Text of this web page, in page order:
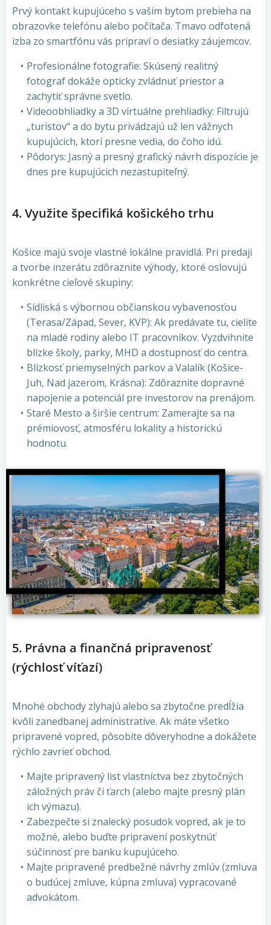
Prvý kontakt kupujúceho s vaším bytom prebieha na
obrazovke telefónu alebo počítača. Tmavo odfotená
izba zo smartfónu vás pripraví o desiatky záujemcov.
Profesionálne fotografie: Skúsený realitný
fotograf dokáže opticky zvládnuť priestor a
zachytiť správne svetlo.
Videoobhliadky a 3D virtuálne prehliadky: Filtrujú
„turistov“ a do bytu privádzajú už len vážnych
kupujúcich, ktorí presne vedia, do čoho idú.
Pôdorys: Jasný a presný grafický návrh dispozície je
dnes pre kupujúcich nezastupiteľný.
4. Využite špecifiká košického trhu
Košice majú svoje vlastné lokálne pravidlá. Pri predaji
a tvorbe inzerátu zdôraznite výhody, ktoré oslovujú
konkrétne cieľové skupiny:
Sídliská s výbornou občianskou vybavenosťou
(Terasa/Západ, Sever, KVP): Ak predávate tu, cielite
na mladé rodiny alebo IT pracovníkov. Vyzdvihnite
blízke školy, parky, MHD a dostupnosť do centra.
Blízkosť priemyselných parkov a Valalík (Košice-
Juh, Nad jazerom, Krásna): Zdôraznite dopravné
napojenie a potenciál pre investorov na prenájom.
Staré Mesto a širšie centrum: Zamerajte sa na
prémiovosť, atmosféru lokality a historickú
hodnotu.
5. Právna a finančná pripravenosť
(rýchlosť víťazí)
Mnohé obchody zlyhajú alebo sa zbytočne predĺžia
kvôli zanedbanej administratíve. Ak máte všetko
pripravené vopred, pôsobíte dôveryhodne a dokážete
rýchlo zavrieť obchod.
Majte pripravený list vlastníctva bez zbytočných
záložných práv či ťarch (alebo majte presný plán
ich výmazu).
Zabezpečte si znalecký posudok vopred, ak je to
možné, alebo buďte pripravení poskytnúť
súčinnosť pre banku kupujúceho.
Majte pripravené predbežné návrhy zmlúv (zmluva
o budúcej zmluve, kúpna zmluva) vypracované
advokátom.